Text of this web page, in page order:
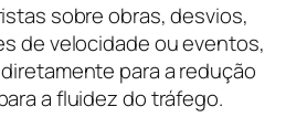
sobre obras, desvios,
de velocidade ou eventos,
para a redução
a fluidez do tráfego.